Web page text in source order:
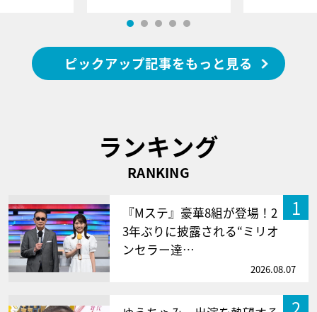
ピックアップ記事をもっと見る
ランキング
RANKING
1
『Mステ』豪華8組が登場！2
3年ぶりに披露される“ミリオ
ンセラー達…
2026.08.07